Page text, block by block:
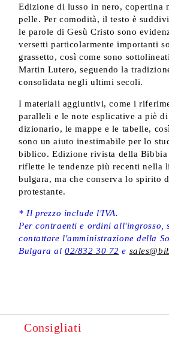
Edizione di lusso in nero, copertina
pelle. Per comodità, il testo è
le parole di Gesù Cristo sono
versetti particolarmente importanti
grassetto, così come sono
Martin Lutero, seguendo la
consolidata negli ultimi secoli.
I materiali aggiuntivi, come i
paralleli e le note esplicative a piè
dizionario, le mappe e le tabelle,
sono un aiuto inestimabile per lo
biblico. Edizione rivista della Bibbia
riflette le tendenze più recenti nella
bulgara, ma che conserva lo spirito
protestante.
* Il prezzo include l'IVA.
Per contraenti e ordini all'ingrosso,
contattare l'amministrazione della
Bulgara al02/832 30 72 e
Consigliati